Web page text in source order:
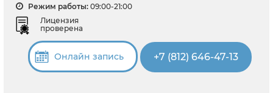
Режим работы: 09:00-21:00
Лицензия
проверена
Онлайн запись +7 (812) 646-47-13